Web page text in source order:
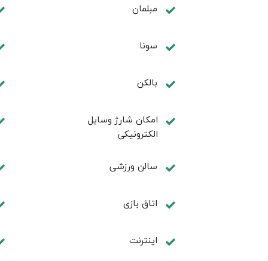
مبلمان
سونا
بالکن
امکان شارژ وسایل
الکترونیکی
سالن ورزشی
اتاق بازی
اینترنت